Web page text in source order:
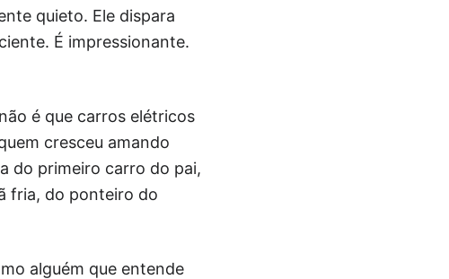
quieto. Ele dispara
É impressionante.
é que carros elétricos
cresceu amando
do primeiro carro do pai,
fria, do ponteiro do
alguém que entende